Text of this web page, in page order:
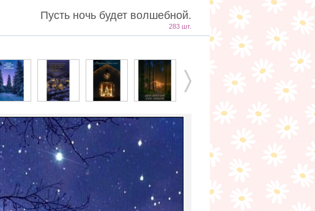
Пусть ночь будет волшебной.
283 шт.